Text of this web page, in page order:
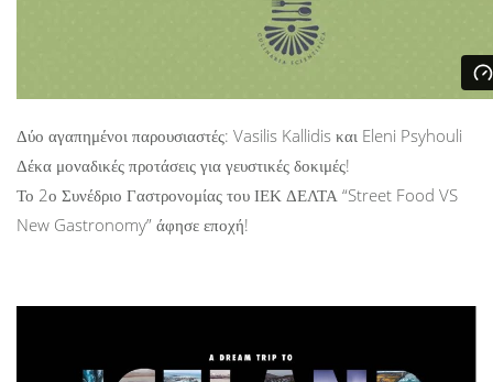
Δύο αγαπημένοι παρουσιαστές: Vasilis Kallidis και Eleni Psyhouli
Δέκα μοναδικές προτάσεις για γευστικές δοκιμές!
Το 2ο Συνέδριο Γαστρονομίας του ΙΕΚ ΔΕΛΤΑ “Street Food VS
New Gastronomy” άφησε εποχή!